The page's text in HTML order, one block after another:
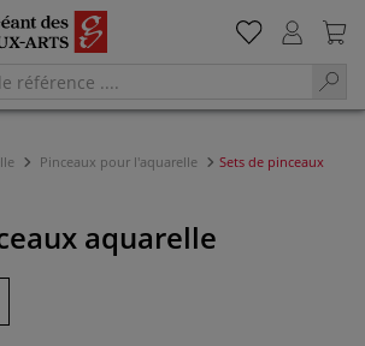
Pinceaux pour l'aquarelle
Sets de pinceaux
aquarelle